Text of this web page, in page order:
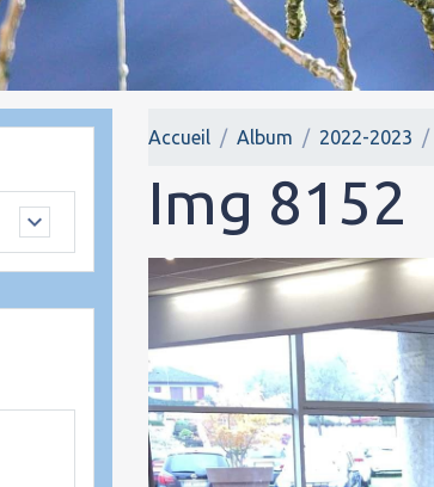
Accueil Album 2022-2023
Img 8152